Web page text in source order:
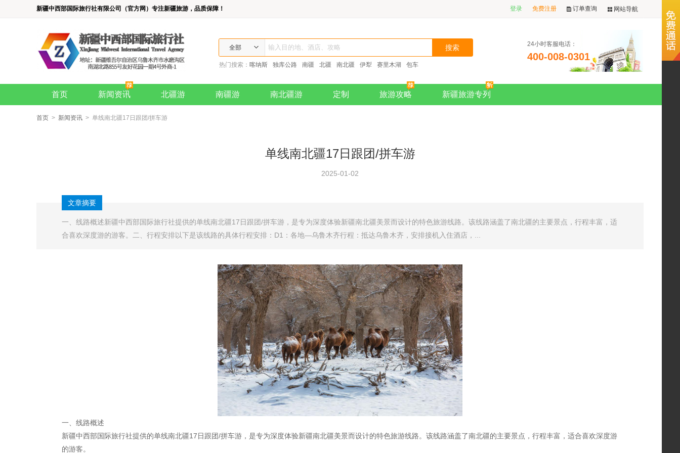
新疆中西部国际旅行社有限公司（官方网）专注新疆旅游，品质保障！ 登录 免费注册 订单查询 网站导航
全部
热门搜索： 喀纳斯 独库公路 南疆 北疆 南北疆 伊犁 赛里木湖 包车
24小时客服电话：
400-008-0301
首页 新闻资讯 北疆游 南疆游 南北疆游 定制 旅游攻略 新疆旅游专列
首页 > 新闻资讯 > 单线南北疆17日跟团/拼车游
单线南北疆17日跟团/拼车游
2025-01-02
文章摘要
​一、线路概述新疆中西部国际旅行社提供的单线南北疆17日跟团/拼车游，是专为深度体验新疆南北疆美景而设计的特色旅游线路。该线路涵盖了南北疆的主要景点，行程丰富，适
合喜欢深度游的游客。二、行程安排以下是该线路的具体行程安排：D1：各地—乌鲁木齐行程：抵达乌鲁木齐，安排接机入住酒店，...
一、线路概述
新疆中西部国际旅行社提供的单线南北疆17日跟团/拼车游，是专为深度体验新疆南北疆美景而设计的特色旅游线路。该线路涵盖了南北疆的主要景点，行程丰富，适合喜欢深度游
的游客。